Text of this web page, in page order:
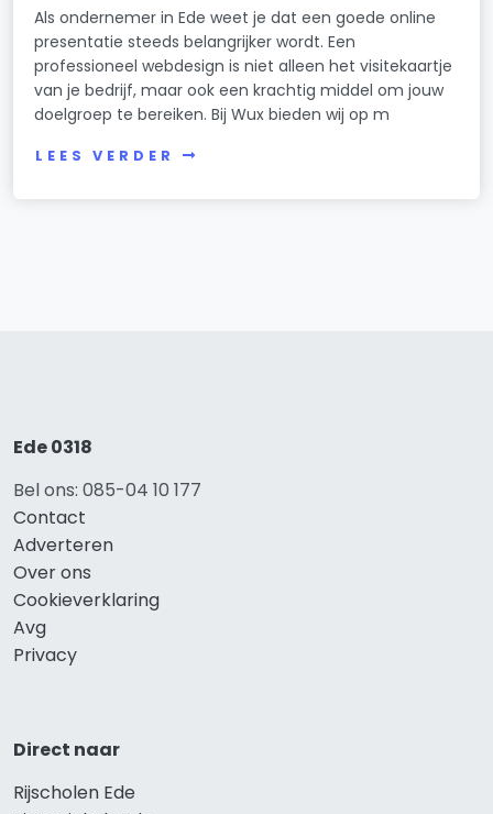
Als ondernemer in Ede weet je dat een goede online
presentatie steeds belangrijker wordt. Een
professioneel webdesign is niet alleen het visitekaartje
van je bedrijf, maar ook een krachtig middel om jouw
doelgroep te bereiken. Bij Wux bieden wij op m
LEES VERDER
Ede 0318
Bel ons: 085-04 10 177
Contact
Adverteren
Over ons
Cookieverklaring
Avg
Privacy
Direct naar
Rijscholen Ede